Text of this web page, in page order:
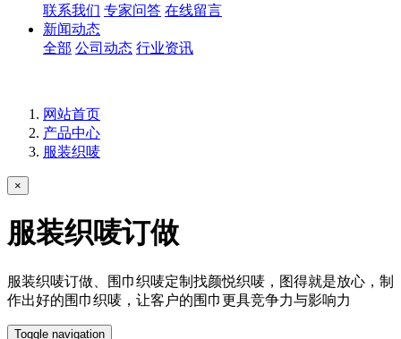
联系我们 专家问答 在线留言
新闻动态
全部 公司动态 行业资讯
网站首页
产品中心
服装织唛
×
服装织唛订做
服装织唛订做、围巾织唛定制找颜悦织唛，图得就是放心，制
作出好的围巾织唛，让客户的围巾更具竞争力与影响力
Toggle navigation